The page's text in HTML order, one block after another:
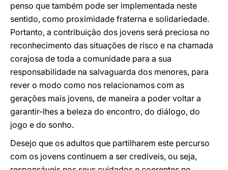
penso que também pode ser implementada neste
sentido, como proximidade fraterna e solidariedade.
Portanto, a contribuição dos jovens será preciosa no
reconhecimento das situações de risco e na chamada
corajosa de toda a comunidade para a sua
responsabilidade na salvaguarda dos menores, para
rever o modo como nos relacionamos com as
gerações mais jovens, de maneira a poder voltar a
garantir-lhes a beleza do encontro, do diálogo, do
jogo e do sonho.
Desejo que os adultos que partilharem este percurso
com os jovens continuem a ser credíveis, ou seja,